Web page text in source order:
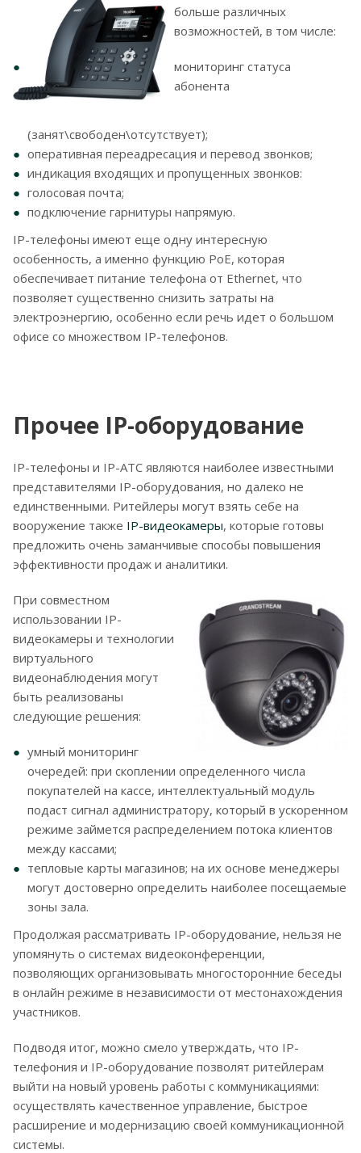
больше различных
возможностей, в том числе:
мониторинг статуса
абонента
(занят\свободен\отсутствует);
оперативная переадресация и перевод звонков;
индикация входящих и пропущенных звонков:
голосовая почта;
подключение гарнитуры напрямую.
IP-телефоны имеют еще одну интересную
особенность, а именно функцию PoE, которая
обеспечивает питание телефона от Ethernet, что
позволяет существенно снизить затраты на
электроэнергию, особенно если речь идет о большом
офисе со множеством IP-телефонов.
Прочее IP-оборудование
IP-телефоны и IP-АТС являются наиболее известными
представителями IP-оборудования, но далеко не
единственными. Ритейлеры могут взять себе на
вооружение также IP-видеокамеры, которые готовы
предложить очень заманчивые способы повышения
эффективности продаж и аналитики.
При совместном
использовании IP-
видеокамеры и технологии
виртуального
видеонаблюдения могут
быть реализованы
следующие решения:
умный мониторинг
очередей: при скоплении определенного числа
покупателей на кассе, интеллектуальный модуль
подаст сигнал администратору, который в ускоренном
режиме займется распределением потока клиентов
между кассами;
тепловые карты магазинов; на их основе менеджеры
могут достоверно определить наиболее посещаемые
зоны зала.
Продолжая рассматривать IP-оборудование, нельзя не
упомянуть о системах видеоконференции,
позволяющих организовывать многосторонние беседы
в онлайн режиме в независимости от местонахождения
участников.
Подводя итог, можно смело утверждать, что IP-
телефония и IP-оборудование позволят ритейлерам
выйти на новый уровень работы с коммуникациями:
осуществлять качественное управление, быстрое
расширение и модернизацию своей коммуникационной
системы.